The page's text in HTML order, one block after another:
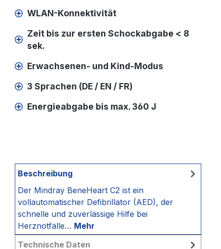
WLAN-Konnektivität
Zeit bis zur ersten Schockabgabe < 8
sek.
Erwachsenen- und Kind-Modus
3 Sprachen (DE / EN / FR)
Energieabgabe bis max. 360 J
Beschreibung
Der Mindray BeneHeart C2 ist ein
vollautomatischer Defibrillator (AED), der
schnelle und zuverlässige Hilfe bei
Herznotfälle… Mehr
Technische Daten